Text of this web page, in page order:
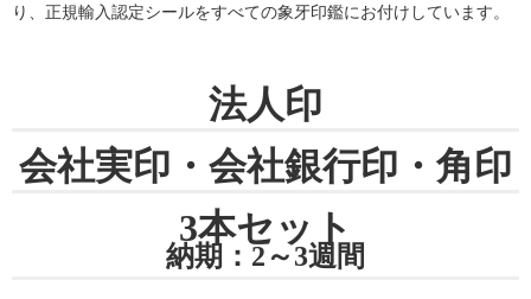
り
、正規輸入認定シールをすべての象牙印鑑にお付けしています。
法人印
会社実印・会社銀行印・角印
3本セット
納期：2～3週間